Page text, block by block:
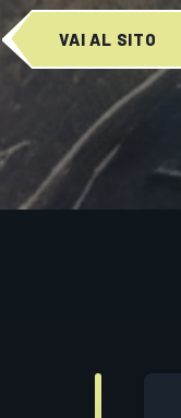
VAI AL SITO